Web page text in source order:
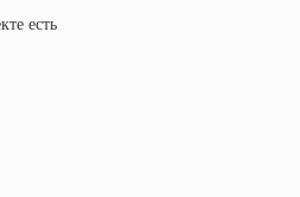
есть